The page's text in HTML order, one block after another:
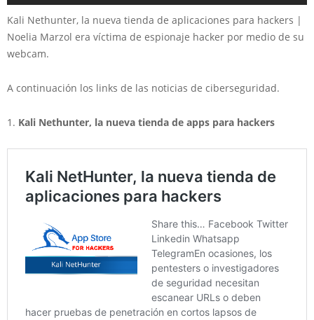
Kali Nethunter, la nueva tienda de aplicaciones para hackers |
Noelia Marzol era víctima de espionaje hacker por medio de su
webcam.
A continuación los links de las noticias de ciberseguridad.
1. Kali Nethunter, la nueva tienda de apps para hackers